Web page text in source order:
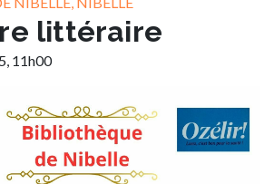
littéraire
11h00